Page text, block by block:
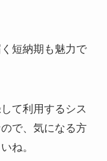
短納期も魅力で
て利用するシス
で、気になる方
ね。